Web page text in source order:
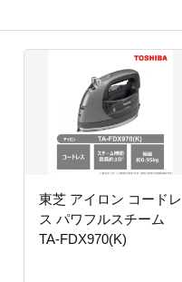
東芝 アイロン コードレ
ス パワフルスチーム
TA-FDX970(K)